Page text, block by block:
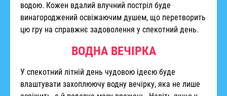
водою. Кожен вдалий влучний постріл буде
винагороджений освіжаючим душем, що перетворить
цю гру на справжнє задоволення у спекотний день.
ВОДНА ВЕЧІРКА
У спекотний літній день чудовою ідеєю буде
влаштувати захоплюючу водну вечірку, яка не лише